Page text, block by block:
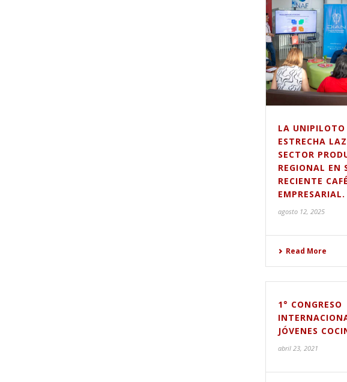
LA UNIPILOTO
ESTRECHA
SECTOR
REGIONAL EN
RECIENTE CAFÉ
EMPRESARIAL.
agosto 12, 2025
Read More
1° CONGRESO
JÓVENES
abril 23, 2021